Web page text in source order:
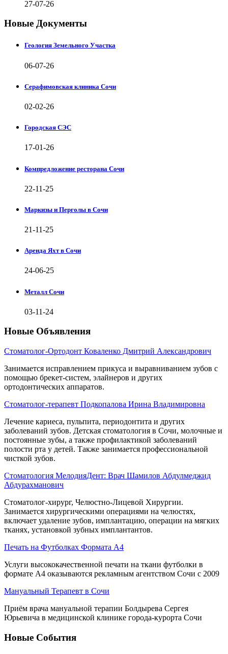
27-07-26
Новые Документы
Геология Земельного Участка
06-07-26
Серафимовская клиника Сочи
02-02-26
Городская СЭС
17-01-26
Компредложение ресторана Сочи
22-11-25
Маркизы и Перголы в Сочи
21-11-25
Аренда Яхт в Сочи
24-06-25
Металл Сочи
03-11-24
Новые Объявления
Стоматолог-Ортодонт Коваленко Дмитрий Александрович
Занимается исправлением прикуса и выравниванием зубов с
помощью брекет-систем, элайнеров и других
ортодонтических аппаратов.
Стоматолог-терапевт Подкопалова Ирина Владимировна
Лечение кариеса, пульпита, периодонтита и других
заболеваний зубов. Детская стоматология в Сочи, молочные и
постоянные зубы, а также профилактикой заболеваний
полости рта у детей. Также занимается профессиональной
чисткой зубов.
Стоматология МелодияДент: Врач Шамилов Абдулмеджид
Абдурахманович
Стоматолог-хирург, Челюстно-Лицевой Хирургии.
Занимается хирургическими операциями на челюстях,
включает удаление зубов, имплантацию, операции на мягких
тканях, установкой зубных имплантантов.
Печать на Футболках Формата А4
Услуги высококачественной печати на ткани футболки в
формате А4 оказываются рекламным агентством Сочи с 2009
Мануальный Терапевт в Сочи
Приём врача мануальной терапии Болдырева Сергея
Юрьевича в медицинской клинике города-курорта Сочи
Новые События